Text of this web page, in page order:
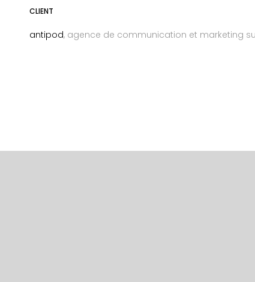
CLIENT
antipod, agence de communication et marketing